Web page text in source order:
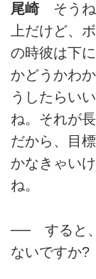
尾崎そうね
上だけど、
の時彼は下
かどうかわ
うしたらい
ね。それが
だから、目
かなきゃい
ね。
── すると、
ないですか?